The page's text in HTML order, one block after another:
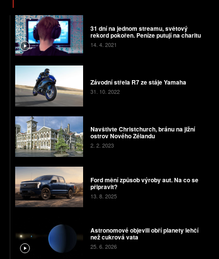
31 dní na jednom streamu, světový
rekord pokořen. Peníze putují na charitu
14. 4. 2021
Závodní střela R7 ze stáje Yamaha
31. 10. 2022
Navštivte Christchurch, bránu na jižní
ostrov Nového Zélandu
2. 2. 2023
Ford mění způsob výroby aut. Na co se
připravit?
13. 8. 2025
Astronomové objevili obří planety lehčí
než cukrová vata
25. 6. 2026